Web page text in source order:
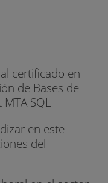
certificado en
de Bases de
SQL
en este
del